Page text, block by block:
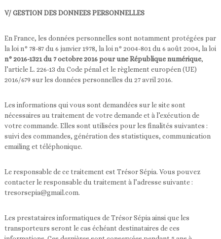
V/ GESTION DES DONNEES PERSONNELLES
En France, les données personnelles sont notamment protégées par
la loi n° 78-87 du 6 janvier 1978, la loi n° 2004-801 du 6 août 2004, la loi
n° 2016-1321 du 7 octobre 2016 pour une République numérique,
l’article L. 226-13 du Code pénal et le règlement européen (UE)
2016/679 sur les données personnelles du 27 avril 2016.
Les informations qui vous sont demandées sur le site sont
nécessaires au traitement de votre demande et à l’exécution de
votre commande. Elles sont utilisées pour les finalités suivantes :
suivi des commandes, génération des statistiques, communication
emailing et téléphonique.
Le responsable de ce traitement est Trésor Sépia. Vous pouvez
contacter le responsable du traitement à l’adresse suivante :
tresorsepia@gmail.com.
Les prestataires informatiques de Trésor Sépia ainsi que les
transporteurs seront le cas échéant destinataires de ces